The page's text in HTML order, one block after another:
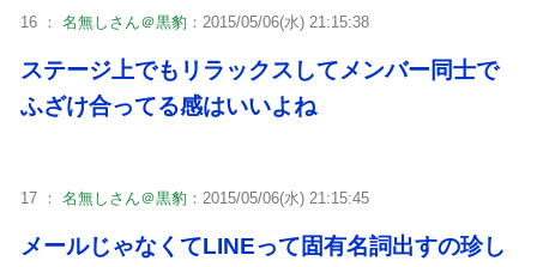
16 ： 名無しさん＠黒豹 ：2015/05/06(水) 21:15:38
ステージ上でもリラックスしてメンバー同士で
ふざけ合ってる感はいいよね
17 ： 名無しさん＠黒豹 ：2015/05/06(水) 21:15:45
メールじゃなくてLINEって固有名詞出すの珍し